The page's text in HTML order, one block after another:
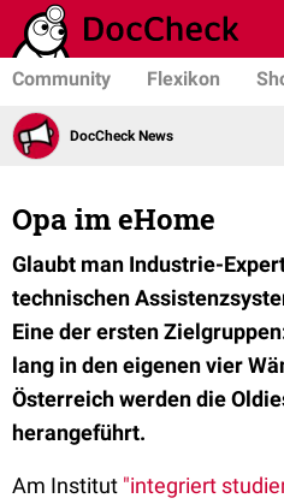
Community Flexikon
DocCheck News
Opa im eHome
Glaubt man Industrie-
technischen
Eine der ersten
lang in den eigenen vier
Österreich werden die
herangeführt.
Am Institut "integriert